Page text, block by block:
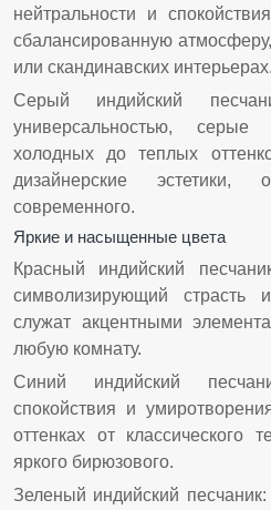
нейтральности и
сбалансированную
или скандинавских интерьерах.
Серый индийский
универсальностью,
холодных до теплых
дизайнерские
современного.
Яркие и насыщенные цвета
Красный индийский
символизирующий
служат акцентными
любую комнату.
Синий индийский
спокойствия и
оттенках от классического
яркого бирюзового.
Зеленый индийский